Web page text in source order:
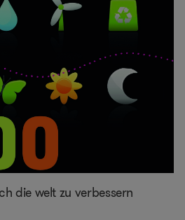
die welt zu verbessern